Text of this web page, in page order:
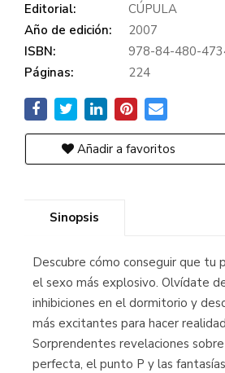
Editorial:
CÚPULA
Año de edición:
2007
ISBN:
978-84-480-
Páginas:
224
Añadir a favoritos
Sinopsis
Descubre cómo conseguir que tu
el sexo más explosivo. Olvídate
inhibiciones en el dormitorio y
más excitantes para hacer
Sorprendentes revelaciones
perfecta, el punto P y las